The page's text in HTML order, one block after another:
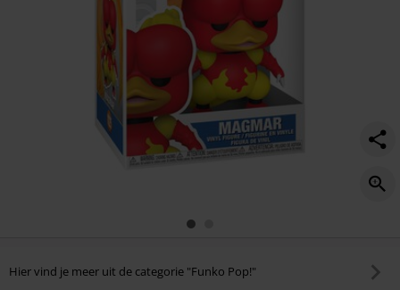
Hier vind je meer uit de categorie "Funko Pop!"